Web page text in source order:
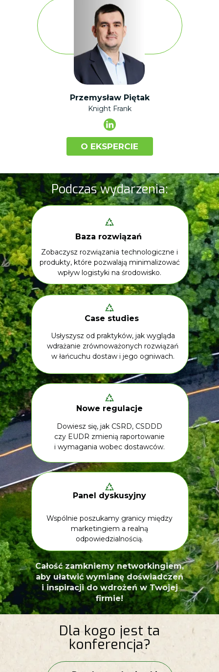
Knight Frank
Przemysław Piętak
O EKSPERCIE
Podczas wydarzenia:
Baza rozwiązań
Zobaczysz rozwiązania technologiczne i
produkty, które pozwalają minimalizować
wpływ logistyki na środowisko.
Case studies
Usłyszysz od praktyków, jak wygląda
wdrażanie zrównoważonych rozwiązań
w łańcuchu dostaw i jego ogniwach.
Nowe regulacje
Dowiesz się, jak CSRD, CSDDD
czy EUDR zmienią raportowanie
i wymagania wobec dostawców.
Panel dyskusyjny
Wspólnie poszukamy granicy między
marketingiem a realną
odpowiedzialnością.
Całość zamkniemy networkingiem,
aby ułatwić wymianę doświadczeń
i inspiracji do wdrożeń w Twojej
firmie!
Dla kogo jest ta
konferencja?